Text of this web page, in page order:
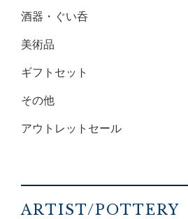
酒器・ぐい呑
美術品
ギフトセット
その他
アウトレットセール
ARTIST/POTTERY